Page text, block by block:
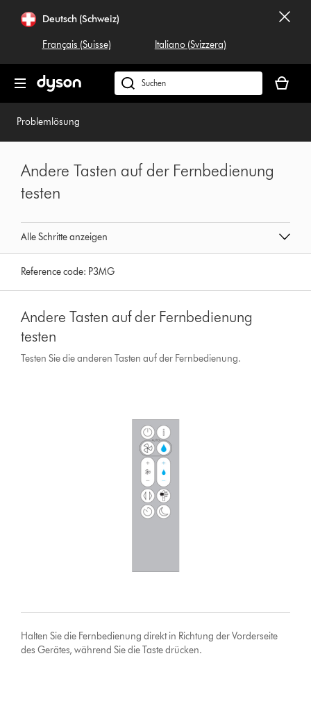
überspringenDeutsch (Schweiz)
Français (Suisse) Italiano (Svizzera)
Dyson.ch
durchsuchen
ist
Problemlösung
Alle Schritte anzeigen
Andere Tasten auf der Fernbedienung
testen
Reference code: P3MG
Andere Tasten auf der Fernbedienung
testen
Testen Sie die anderen Tasten auf der Fernbedienung.
Halten Sie die Fernbedienung direkt in Richtung der Vorderseite
des Gerätes, während Sie die Taste drücken.